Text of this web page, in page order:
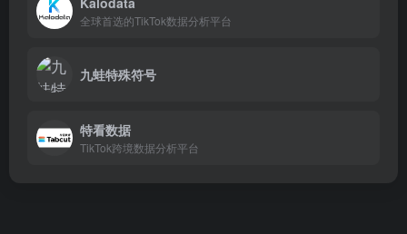
全球首选的TikTok数据分析平台
九蛙特殊符号
特看数据
TikTok跨境数据分析平台